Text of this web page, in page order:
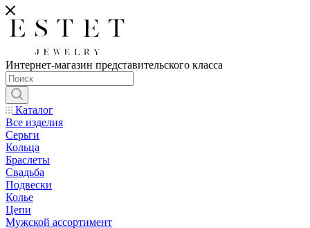
Интернет-магазин представительского класса
Каталог
Все изделия
Серьги
Кольца
Браслеты
Свадьба
Подвески
Колье
Цепи
Мужской ассортимент